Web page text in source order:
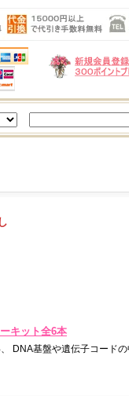
キット全6本
DNA基盤や遺伝子コード